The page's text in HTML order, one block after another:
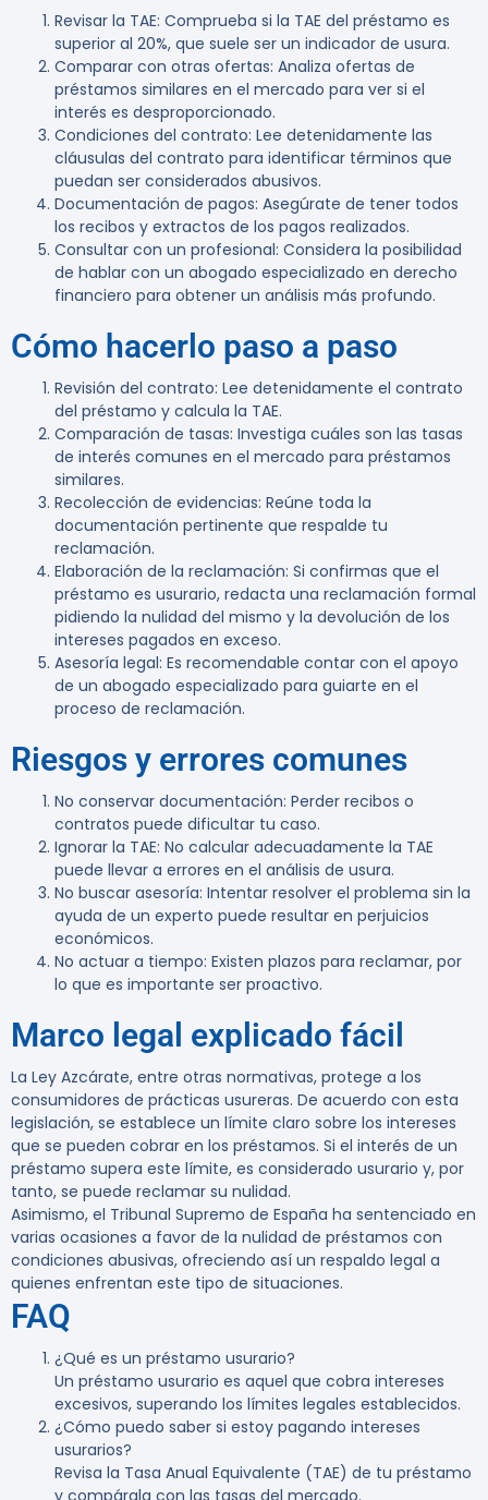
Revisar la TAE: Comprueba si la TAE del préstamo es
superior al 20%, que suele ser un indicador de usura.
Comparar con otras ofertas: Analiza ofertas de
préstamos similares en el mercado para ver si el
interés es desproporcionado.
Condiciones del contrato: Lee detenidamente las
cláusulas del contrato para identificar términos que
puedan ser considerados abusivos.
Documentación de pagos: Asegúrate de tener todos
los recibos y extractos de los pagos realizados.
Consultar con un profesional: Considera la posibilidad
de hablar con un abogado especializado en derecho
financiero para obtener un análisis más profundo.
Cómo hacerlo paso a paso
Revisión del contrato: Lee detenidamente el contrato
del préstamo y calcula la TAE.
Comparación de tasas: Investiga cuáles son las tasas
de interés comunes en el mercado para préstamos
similares.
Recolección de evidencias: Reúne toda la
documentación pertinente que respalde tu
reclamación.
Elaboración de la reclamación: Si confirmas que el
préstamo es usurario, redacta una reclamación formal
pidiendo la nulidad del mismo y la devolución de los
intereses pagados en exceso.
Asesoría legal: Es recomendable contar con el apoyo
de un abogado especializado para guiarte en el
proceso de reclamación.
Riesgos y errores comunes
No conservar documentación: Perder recibos o
contratos puede dificultar tu caso.
Ignorar la TAE: No calcular adecuadamente la TAE
puede llevar a errores en el análisis de usura.
No buscar asesoría: Intentar resolver el problema sin la
ayuda de un experto puede resultar en perjuicios
económicos.
No actuar a tiempo: Existen plazos para reclamar, por
lo que es importante ser proactivo.
Marco legal explicado fácil
La Ley Azcárate, entre otras normativas, protege a los
consumidores de prácticas usureras. De acuerdo con esta
legislación, se establece un límite claro sobre los intereses
que se pueden cobrar en los préstamos. Si el interés de un
préstamo supera este límite, es considerado usurario y, por
tanto, se puede reclamar su nulidad.
Asimismo, el Tribunal Supremo de España ha sentenciado en
varias ocasiones a favor de la nulidad de préstamos con
condiciones abusivas, ofreciendo así un respaldo legal a
quienes enfrentan este tipo de situaciones.
FAQ
¿Qué es un préstamo usurario?
Un préstamo usurario es aquel que cobra intereses
excesivos, superando los límites legales establecidos.
¿Cómo puedo saber si estoy pagando intereses
usurarios?
Revisa la Tasa Anual Equivalente (TAE) de tu préstamo